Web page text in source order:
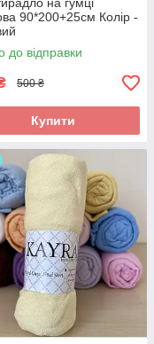
на гумці
90*200+25см Колір -
до відправки
500 ₴
Купити